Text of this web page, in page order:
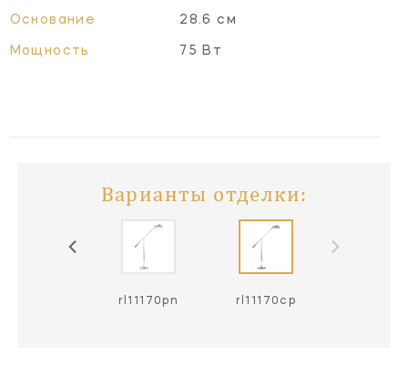
Основание 28.6 см
Мощность 75 Вт
Варианты отделки:
rl11170pn rl11170cp